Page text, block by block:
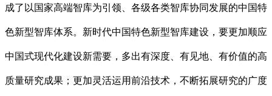
成了以国家高端智库为引领、各级各类智库协同发展的中国特
色新型智库体系。新时代中国特色新型智库建设，要更加顺应
中国式现代化建设新需要，多出有深度、有见地、有价值的高
质量研究成果；更加灵活运用前沿技术，不断拓展研究的广度